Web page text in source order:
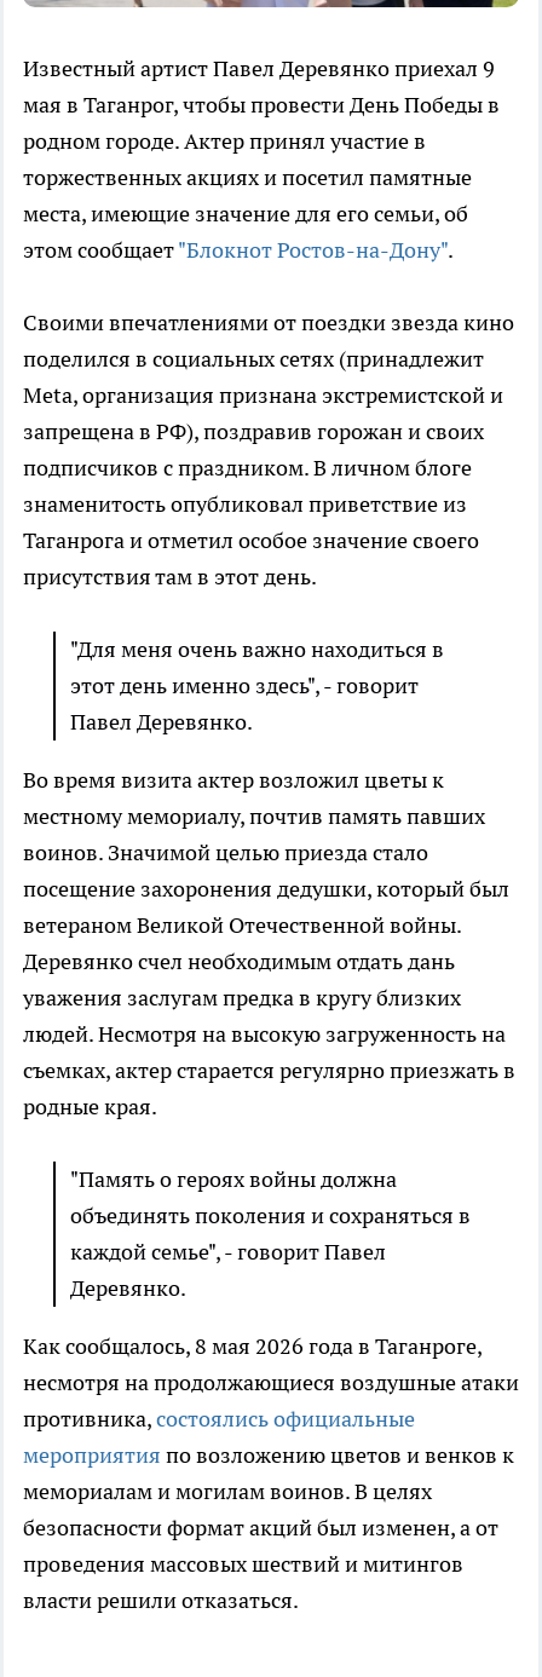
Известный артист Павел Деревянко приехал 9
мая в Таганрог, чтобы провести День Победы в
родном городе. Актер принял участие в
торжественных акциях и посетил памятные
места, имеющие значение для его семьи, об
этом сообщает"Блокнот Ростов-на-Дону".
Своими впечатлениями от поездки звезда кино
поделился в социальных сетях (принадлежит
Meta, организация признана экстремистской и
запрещена в РФ), поздравив горожан и своих
подписчиков с праздником. В личном блоге
знаменитость опубликовал приветствие из
Таганрога и отметил особое значение своего
присутствия там в этот день.
"Для меня очень важно находиться в
этот день именно здесь", - говорит
Павел Деревянко.
Во время визита актер возложил цветы к
местному мемориалу, почтив память павших
воинов. Значимой целью приезда стало
посещение захоронения дедушки, который был
ветераном Великой Отечественной войны.
Деревянко счел необходимым отдать дань
уважения заслугам предка в кругу близких
людей. Несмотря на высокую загруженность на
съемках, актер старается регулярно приезжать в
родные края.
"Память о героях войны должна
объединять поколения и сохраняться в
каждой семье", - говорит Павел
Деревянко.
Как сообщалось, 8 мая 2026 года в Таганроге,
несмотря на продолжающиеся воздушные атаки
противника,состоялись официальные
мероприятия по возложению цветов и венков к
мемориалам и могилам воинов. В целях
безопасности формат акций был изменен, а от
проведения массовых шествий и митингов
власти решили отказаться.